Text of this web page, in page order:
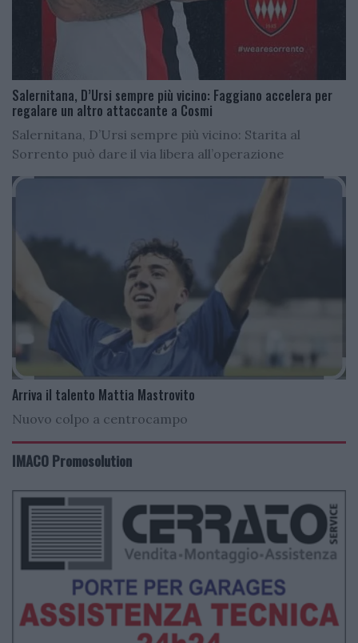
Salernitana, D’Ursi sempre più vicino: Faggiano accelera per
regalare un altro attaccante a Cosmi
Salernitana, D’Ursi sempre più vicino: Starita al
Sorrento può dare il via libera all’operazione
Arriva il talento Mattia Mastrovito
Nuovo colpo a centrocampo
IMACO Promosolution